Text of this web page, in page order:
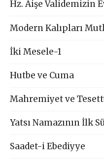
Hz. Aişe Validemizin
Modern Kalıpları
İki Mesele-1
Hutbe ve Cuma
Mahremiyet ve
Yatsı Namazının İlk
Saadet-i Ebediyye